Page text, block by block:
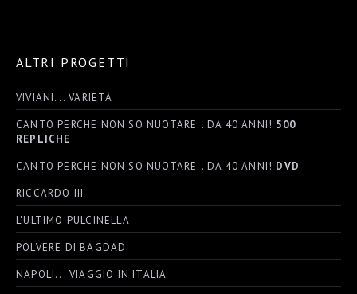
ALTRI PROGETTI
VIVIANI... VARIETÀ
CANTO PERCHE NON SO NUOTARE.. DA 40 ANNI! 500
REPLICHE
CANTO PERCHE NON SO NUOTARE.. DA 40 ANNI! DVD
RICCARDO III
L'ULTIMO PULCINELLA
POLVERE DI BAGDAD
NAPOLI... VIAGGIO IN ITALIA